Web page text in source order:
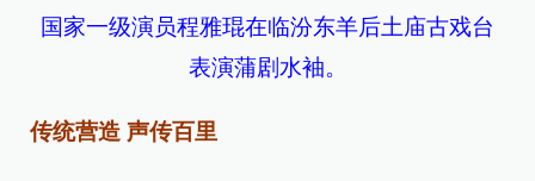
国家一级演员程雅琨在临汾东羊后土庙古戏台
表演蒲剧水袖。
传统营造 声传百里